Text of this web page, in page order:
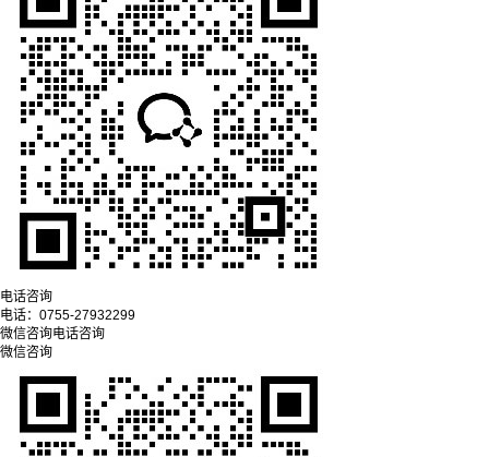
电话咨询
电话： 0755-27932299
微信咨询电话咨询
微信咨询